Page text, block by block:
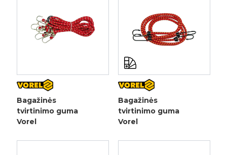
Bagažinės
tvirtinimo guma
Vorel
Bagažinės
tvirtinimo guma
Vorel